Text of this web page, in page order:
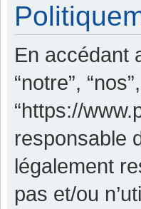
En accédant
“notre”,
“https://
responsable
légalement
pas et/ou